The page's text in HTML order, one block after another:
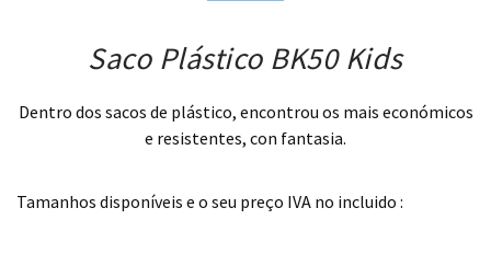
Saco Plástico BK50 Kids
Dentro dos sacos de plástico, encontrou os mais económicos
e resistentes, con fantasia.
Tamanhos disponíveis e o seu preço IVA no incluido :